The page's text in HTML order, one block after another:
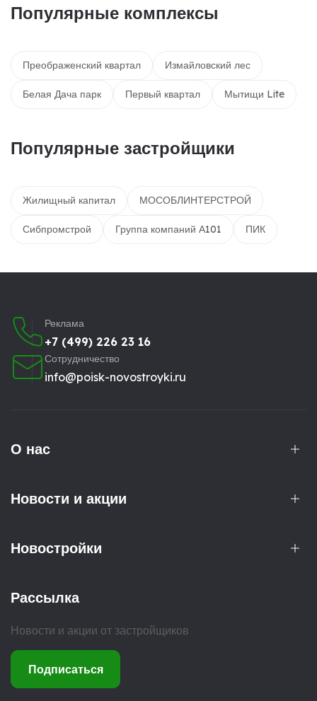
Популярные комплексы
Преображенский квартал Измайловский лес
Белая Дача парк Первый квартал Мытищи Lite
Популярные застройщики
Жилищный капитал МОСОБЛИНТЕРСТРОЙ
Сибпромстрой Группа компаний А101 ПИК
Реклама
+7 (499) 226 23 16
Сотрудничество
info@poisk-novostroyki.ru
О нас
Новости и акции
Новостройки
Рассылка
Новости и акции от застройщиков
Подписаться